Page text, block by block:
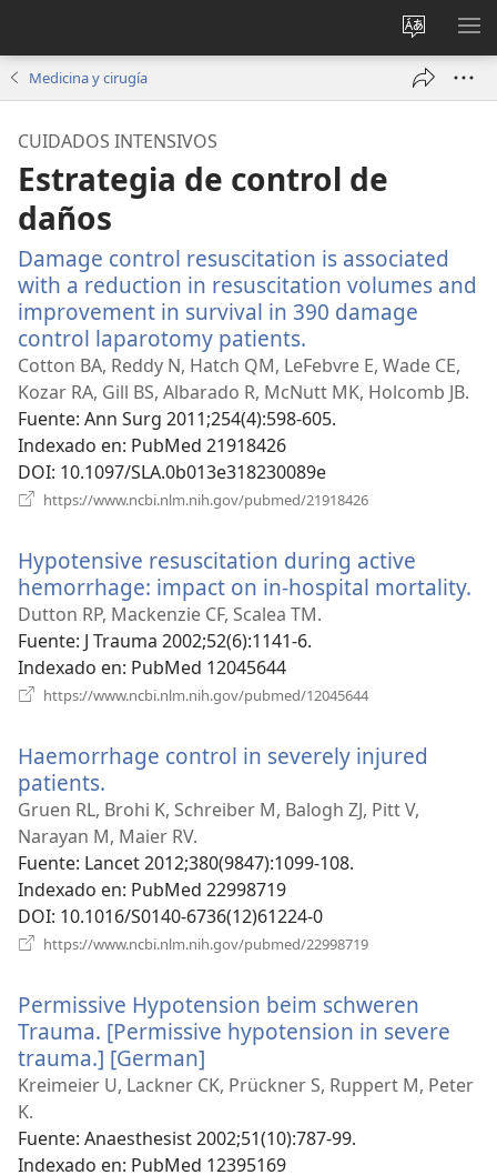
Cambiar
idioma
del sitio
Medicina y cirugía
CUIDADOS INTENSIVOS
Estrategia de control de
daños
Damage control resuscitation is associated
with a reduction in resuscitation volumes and
improvement in survival in 390 damage
control laparotomy patients.
una
nueva
ventana)
Cotton BA, Reddy N, Hatch QM, LeFebvre E, Wade CE,
Kozar RA, Gill BS, Albarado R, McNutt MK, Holcomb JB.
Fuente‎: Ann Surg 2011;254(4):598-605.
Indexado en‎: PubMed 21918426
DOI‎: 10.1097/SLA.0b013e318230089e
https://www.ncbi.nlm.nih.gov/pubmed/21918426
ventana)
Hypotensive resuscitation during active
hemorrhage: impact on in-hospital mortality.
Dutton RP, Mackenzie CF, Scalea TM.
Fuente‎: J Trauma 2002;52(6):1141-6.
Indexado en‎: PubMed 12045644
https://www.ncbi.nlm.nih.gov/pubmed/12045644
ventana)
Haemorrhage control in severely injured
patients.
una
nueva
ventana)
Gruen RL, Brohi K, Schreiber M, Balogh ZJ, Pitt V,
Narayan M, Maier RV.
Fuente‎: Lancet 2012;380(9847):1099-108.
Indexado en‎: PubMed 22998719
DOI‎: 10.1016/S0140-6736(12)61224-0
https://www.ncbi.nlm.nih.gov/pubmed/22998719
ventana)
Permissive Hypotension beim schweren
Trauma. [Permissive hypotension in severe
trauma.] [German]
una
ventana)
Kreimeier U, Lackner CK, Prückner S, Ruppert M, Peter
K.
Fuente‎: Anaesthesist 2002;51(10):787-99.
Indexado en‎: PubMed 12395169